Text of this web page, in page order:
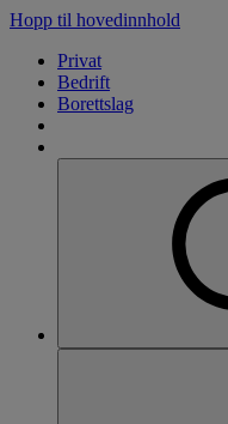
Hopp til hovedinnhold
Privat
Bedrift
Borettslag